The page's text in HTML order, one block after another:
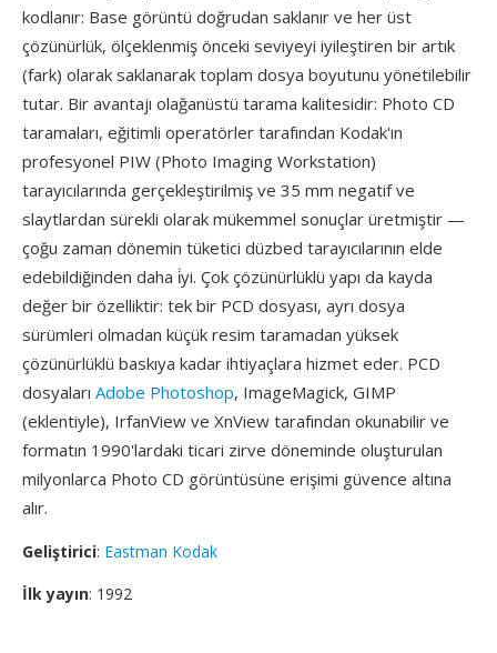
kodlanır: Base görüntü doğrudan saklanır ve her üst
çözünürlük, ölçeklenmiş önceki seviyeyi iyileştiren bir artık
(fark) olarak saklanarak toplam dosya boyutunu yönetilebilir
tutar. Bir avantajı olağanüstü tarama kalitesidir: Photo CD
taramaları, eğitimli operatörler tarafından Kodak'ın
profesyonel PIW (Photo Imaging Workstation)
tarayıcılarında gerçekleştirilmiş ve 35 mm negatif ve
slaytlardan sürekli olarak mükemmel sonuçlar üretmiştir —
çoğu zaman dönemin tüketici düzbed tarayıcılarının elde
edebildiğinden daha i̇yi. Çok çözünürlüklü yapı da kayda
değer bir özelliktir: tek bir PCD dosyası, ayrı dosya
sürümleri olmadan küçük resim taramadan yüksek
çözünürlüklü baskıya kadar ihtiyaçlara hizmet eder. PCD
dosyaları Adobe Photoshop, ImageMagick, GIMP
(eklentiyle), IrfanView ve XnView tarafından okunabilir ve
formatın 1990'lardaki ticari zirve döneminde oluşturulan
milyonlarca Photo CD görüntüsüne erişimi güvence altına
alır.
Geliştirici: Eastman Kodak
İlk yayın: 1992